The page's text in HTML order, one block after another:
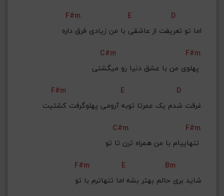
F#m
E
D
اما تو تعریفت از عاشقی با من زیادی فرق داره
C#m
F#m
F#m
E
D
غرقت شدم یک عمرتا توبه آرومی پهلوگرفت کشتیت
C#m
F#m
F#m
E
Bm
شاید بری حالم بهتر بشه اما تنهاترم با تو